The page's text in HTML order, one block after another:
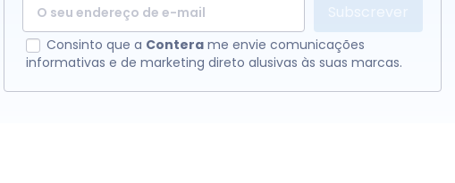
Subscrever
Consinto que a Contera me envie comunicações
informativas e de marketing direto alusivas às suas marcas.